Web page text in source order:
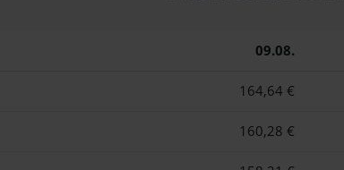
09.08.
164,64 €
160,28 €